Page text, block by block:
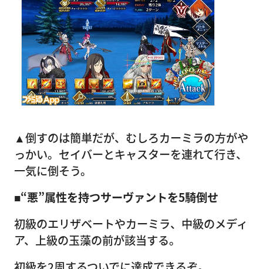
▲倒すのは簡単だが、むしろカーミラの方がや
っかい。セイバーとキャスターを連れて行き、
一気に倒そう。
■“悪”属性を持つサーヴァントを5騎倒せ
初級のエリザベートやカーミラ、中級のメディ
ア、上級の玉藻の前が該当する。